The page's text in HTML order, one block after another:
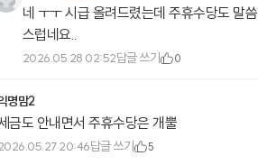
네 ㅜㅜ 시급 올려드렸는데 주휴수당도 말
스럽네요..
2026.05.28 02:52답글 쓰기 0
명맘2
금도 안내면서 주휴수당은 개뿔
20:46답글 쓰기 5